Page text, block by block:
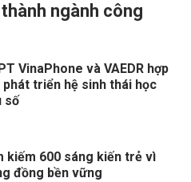
ngành công
VinaPhone và VAEDR hợp
triển hệ sinh thái học
số
kiếm 600 sáng kiến trẻ vì
đồng bền vững